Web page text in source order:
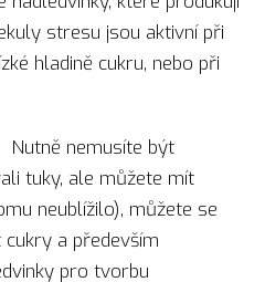
stresu jsou aktivní při
hladině cukru, nebo při
Nutně nemusíte být
tuky, ale můžete mít
neublížilo), můžete se
a především
pro tvorbu